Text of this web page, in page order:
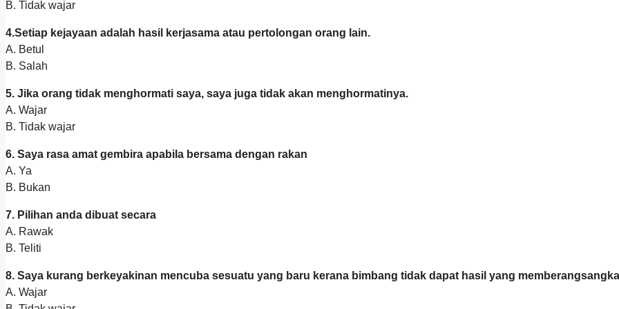
B. Tidak wajar
4.Setiap kejayaan adalah hasil kerjasama atau pertolongan orang lain.
A. Betul
B. Salah
5. Jika orang tidak menghormati saya, saya juga tidak akan menghormatinya.
A. Wajar
B. Tidak wajar
6. Saya rasa amat gembira apabila bersama dengan rakan
A. Ya
B. Bukan
7. Pilihan anda dibuat secara
A. Rawak
B. Teliti
8. Saya kurang berkeyakinan mencuba sesuatu yang baru kerana bimbang tidak dapat hasil yang
A. Wajar